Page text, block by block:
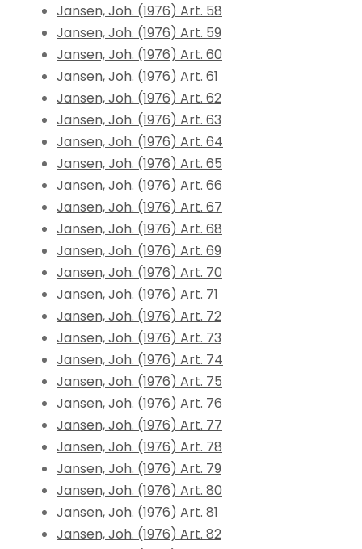
Jansen, Joh. (1976) Art. 58
Jansen, Joh. (1976) Art. 59
Jansen, Joh. (1976) Art. 60
Jansen, Joh. (1976) Art. 61
Jansen, Joh. (1976) Art. 62
Jansen, Joh. (1976) Art. 63
Jansen, Joh. (1976) Art. 64
Jansen, Joh. (1976) Art. 65
Jansen, Joh. (1976) Art. 66
Jansen, Joh. (1976) Art. 67
Jansen, Joh. (1976) Art. 68
Jansen, Joh. (1976) Art. 69
Jansen, Joh. (1976) Art. 70
Jansen, Joh. (1976) Art. 71
Jansen, Joh. (1976) Art. 72
Jansen, Joh. (1976) Art. 73
Jansen, Joh. (1976) Art. 74
Jansen, Joh. (1976) Art. 75
Jansen, Joh. (1976) Art. 76
Jansen, Joh. (1976) Art. 77
Jansen, Joh. (1976) Art. 78
Jansen, Joh. (1976) Art. 79
Jansen, Joh. (1976) Art. 80
Jansen, Joh. (1976) Art. 81
Jansen, Joh. (1976) Art. 82